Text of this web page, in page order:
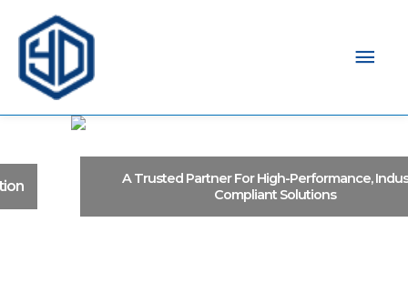
A Trusted Partner For High-Performance, Industry-
Compliant Solutions